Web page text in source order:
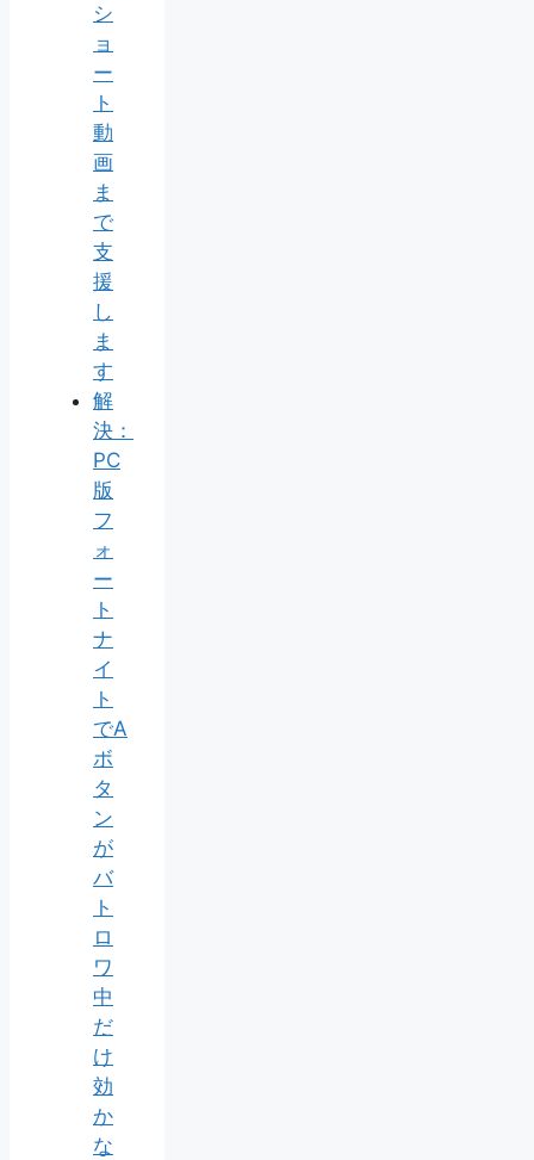
シ
ョ
ー
ト
動
画
ま
で
支
援
し
ま
す
解
決：
PC
版
フ
ォ
ー
ト
ナ
イ
ト
でA
ボ
タ
ン
が
バ
ト
ロ
ワ
中
だ
け
効
か
な